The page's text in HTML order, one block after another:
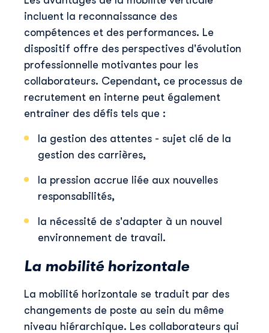
incluent la reconnaissance des
compétences et des performances. Le
dispositif offre des perspectives d'évolution
professionnelle motivantes pour les
collaborateurs. Cependant, ce processus de
recrutement en interne peut également
entraîner des défis tels que :
la gestion des attentes - sujet clé de la
gestion des carrières,
la pression accrue liée aux nouvelles
responsabilités,
la nécessité de s'adapter à un nouvel
environnement de travail.
La mobilité horizontale
La mobilité horizontale se traduit par des
changements de poste au sein du même
niveau hiérarchique. Les collaborateurs qui